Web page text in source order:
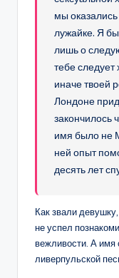
мы
лужайке. Я
лишь о
тебе следует
иначе твоей
Лондоне
закончилось
имя было не
ней опыт
десять лет
Как звали
не успел
вежливости. А имя
ливерпульской